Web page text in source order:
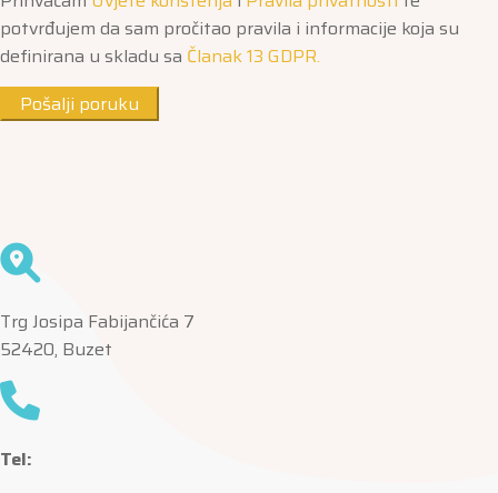
potvrđujem da sam pročitao pravila i informacije koja su
definirana u skladu sa Članak 13 GDPR.
Pošalji poruku
Trg Josipa Fabijančića 7
52420, Buzet
Tel: